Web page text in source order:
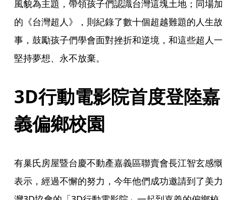
風貌為主題，帶領孩子們認識台灣這塊土地；同場加
的《台灣超人》，則紀錄了數十個超越難題的人生故
事，鼓勵孩子們學會面對挫折和逆境，和這些超人一
堅持夢想、永不放棄。
3D行動電影院首度登陸嘉
義偏鄉校園
有巢氏房屋暨台慶不動產嘉義區聯賣會長江智玄感慨
表示，經過不懈的努力，今年他們成功邀請到了美力